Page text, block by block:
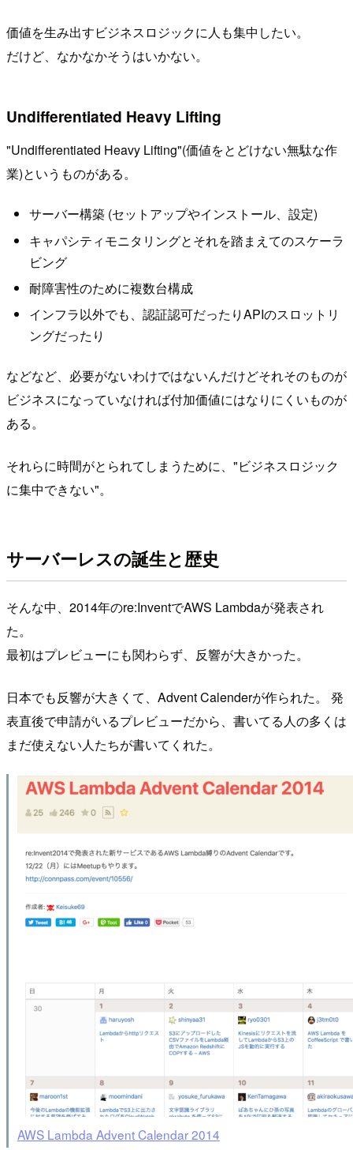
価値を生み出すビジネスロジックに人も集中したい。
だけど、なかなかそうはいかない。
Undifferentiated Heavy Lifting
"Undifferentiated Heavy Lifting"(価値をとどけない無駄な作
業)というものがある。
サーバー構築 (セットアップやインストール、設定)
キャパシティモニタリングとそれを踏まえてのスケーラ
ビング
耐障害性のために複数台構成
インフラ以外でも、認証認可だったりAPIのスロットリ
ングだったり
などなど、必要がないわけではないんだけどそれそのものが
ビジネスになっていなければ付加価値にはなりにくいものが
ある。
それらに時間がとられてしまうために、"ビジネスロジック
に集中できない"。
サーバーレスの誕生と歴史
そんな中、2014年のre:InventでAWS Lambdaが発表され
た。
最初はプレビューにも関わらず、反響が大きかった。
日本でも反響が大きくて、Advent Calenderが作られた。 発
表直後で申請がいるプレビューだから、書いてる人の多くは
まだ使えない人たちが書いてくれた。
AWS Lambda Advent Calendar 2014